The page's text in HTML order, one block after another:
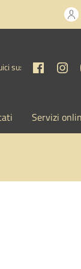
su:
Servizi